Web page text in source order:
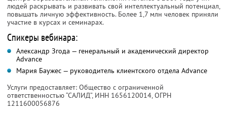
людей раскрывать и развивать свой интеллектуальный потенциал,
повышать личную эффективность. Более 1,7 млн человек приняли
участие в курсах и семинарах.
Спикеры вебинара:
Александр Згода — генеральный и академический директор
Advance
Мария Баужес — руководитель клиентского отдела Advance
Услуги предоставляет: Общество с ограниченной
ответственностью “САЛИД”, ИНН 1656120014, ОГРН
1211600056876